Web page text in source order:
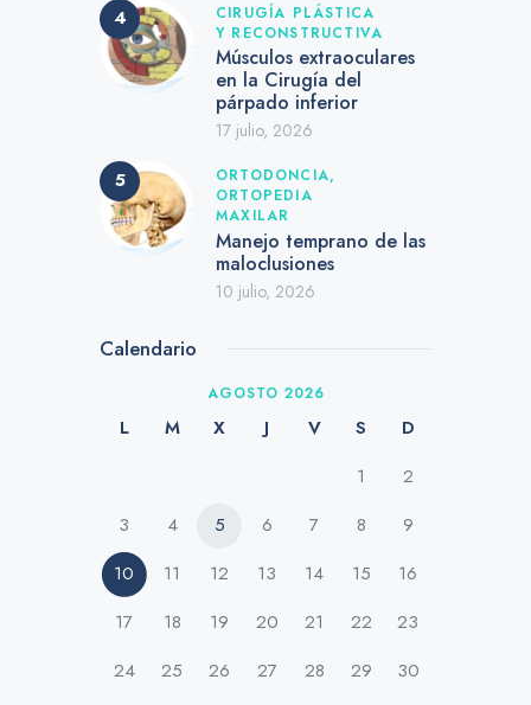
CIRUGÍA PLÁSTICA
Y RECONSTRUCTIVA
Músculos extraoculares
en la Cirugía del
párpado inferior
17 julio, 2026
ORTODONCIA,
ORTOPEDIA
MAXILAR
Manejo temprano de las
maloclusiones
10 julio, 2026
Calendario
AGOSTO 2026
L M X J V S
D
1
2
3
4 5 6 7 8
9
10
11 12 13 14 15
16
17
18 19 20 21 22
23
24
25 26 27 28 29
30